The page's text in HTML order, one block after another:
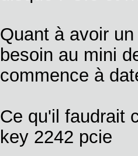
Quant à avoir
besoin au mini
commence à
Ce qu'il faudrait
key 2242 pcie